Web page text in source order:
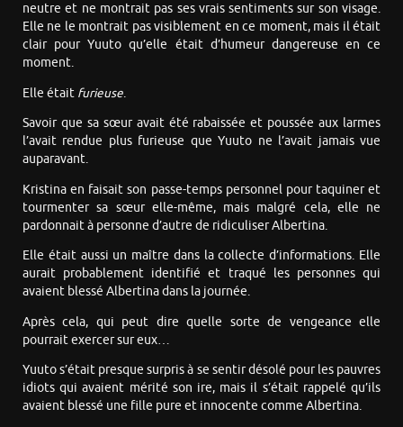
neutre et ne montrait pas ses vrais sentiments sur son visage.
Elle ne le montrait pas visiblement en ce moment, mais il était
clair pour Yuuto qu’elle était d’humeur dangereuse en ce
moment.
Elle était furieuse.
Savoir que sa sœur avait été rabaissée et poussée aux larmes
l’avait rendue plus furieuse que Yuuto ne l’avait jamais vue
auparavant.
Kristina en faisait son passe-temps personnel pour taquiner et
tourmenter sa sœur elle-même, mais malgré cela, elle ne
pardonnait à personne d’autre de ridiculiser Albertina.
Elle était aussi un maître dans la collecte d’informations. Elle
aurait probablement identifié et traqué les personnes qui
avaient blessé Albertina dans la journée.
Après cela, qui peut dire quelle sorte de vengeance elle
pourrait exercer sur eux…
Yuuto s’était presque surpris à se sentir désolé pour les pauvres
idiots qui avaient mérité son ire, mais il s’était rappelé qu’ils
avaient blessé une fille pure et innocente comme Albertina.